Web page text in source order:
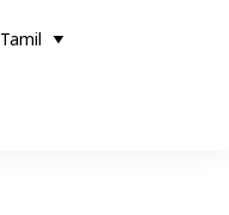
Tamil